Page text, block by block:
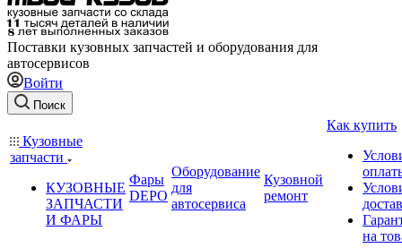
Поставки кузовных запчастей и оборудования для
автосервисов
Войти
Поиск
Кузовные
запчасти
КУЗОВНЫЕ
ЗАПЧАСТИ
И ФАРЫ
Фары
DEPO
Оборудование
для
автосервиса
Кузовной
ремонт
Как купить
на